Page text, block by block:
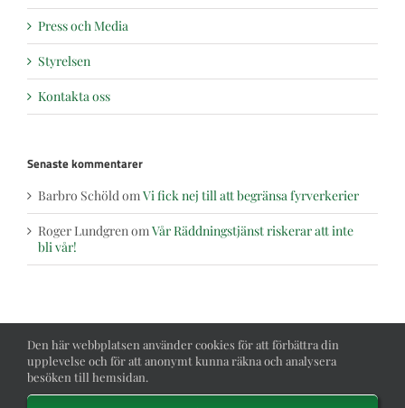
Press och Media
Styrelsen
Kontakta oss
Senaste kommentarer
Barbro SchöldomVi fick nej till att begränsa fyrverkerier
Roger LundgrenomVår Räddningstjänst riskerar att inte
bli vår!
Toggle
Den här webbplatsen använder cookies för att förbättra din
upplevelse och för att anonymt kunna räkna och analysera
besöken till hemsidan.